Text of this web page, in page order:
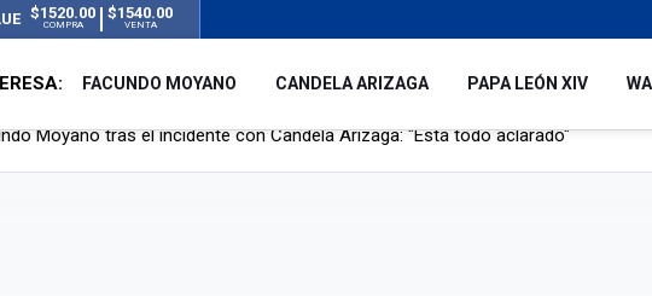
$1520.00
COMPRA
$1540.00
VENTA
FACUNDO MOYANO CANDELA ARIZAGA PAPA LEÓN XIV
Brasil no enviará a su embajador a Buenos Aires tras el conflicto de Javier